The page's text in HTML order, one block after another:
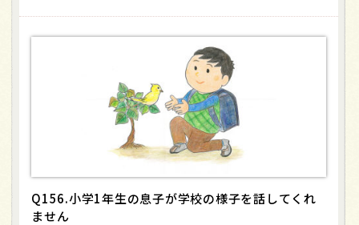
Q156.小学1年生の息子が学校の様子を話してくれ
ません